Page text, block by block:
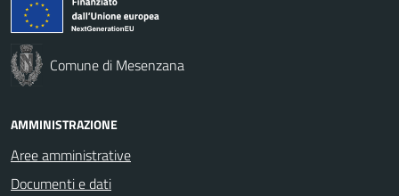
Comune di Mesenzana
AMMINISTRAZIONE
Aree amministrative
Documenti e dati